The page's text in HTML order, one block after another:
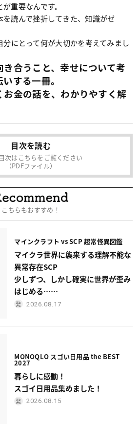
重要なんです。
読んで挫折してきた、知識がゼ
にとって何が大切かを考えてみまし
き合うこと、幸せについて考
する一冊。
お金の話を、わかりやすく解
目次を読む
次はこちらをご覧ください
（PDFファイル）
こちらもおすすめ！
マインクラフト vs SCP 超常怪異図鑑
マイクラ世界に襲来する理解不能な
異常存在SCP
少しずつ、しかし確実に世界が歪み
はじめる……
2026.08.17
MONOQLO スゴい日用品 the BEST
2027
暮らしに感動！
スゴイ日用品集めました！
2026.08.15